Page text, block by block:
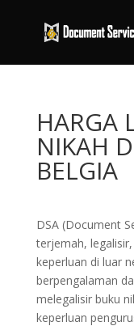
HARGA
NIKAH
BELGIA
DSA (Document
terjemah,
keperluan di luar
berpengalaman
melegalisir buku
keperluan